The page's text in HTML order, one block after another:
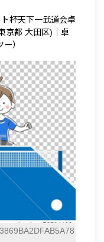
杯天下一武道会卓
京都 大田区)｜卓
）